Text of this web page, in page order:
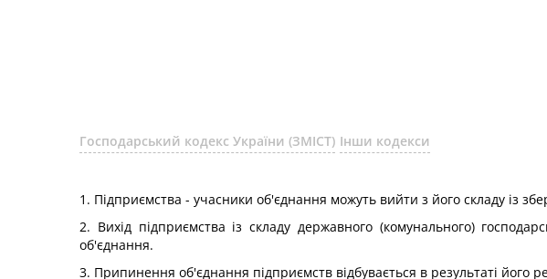
Господарський кодекс України (ЗМІСТ) Інши кодекси
1. Підприємства - учасники об'єднання можуть вийти з його складу із
2. Вихід підприємства із складу державного (комунального)
об'єднання.
3. Припинення об'єднання підприємств відбувається в результаті його